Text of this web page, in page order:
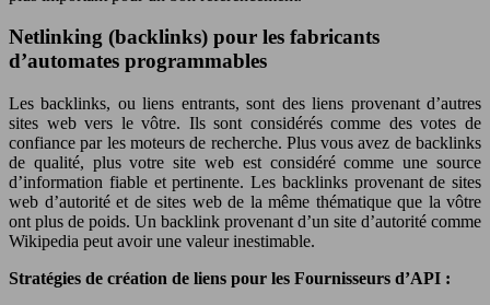
Netlinking (backlinks) pour les fabricants
d’automates programmables
Les backlinks, ou liens entrants, sont des liens provenant d’autres
sites web vers le vôtre. Ils sont considérés comme des votes de
confiance par les moteurs de recherche. Plus vous avez de backlinks
de qualité, plus votre site web est considéré comme une source
d’information fiable et pertinente. Les backlinks provenant de sites
web d’autorité et de sites web de la même thématique que la vôtre
ont plus de poids. Un backlink provenant d’un site d’autorité comme
Wikipedia peut avoir une valeur inestimable.
Stratégies de création de liens pour les Fournisseurs d’API :